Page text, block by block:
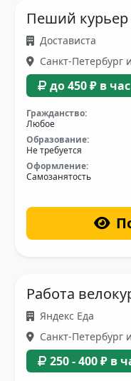
Пеший курьер
Достависта
Санкт-Петербург
до 450 ₽ в час
Гражданство:
Любое
Образование:
Не требуется
Оформление:
Самозанятость
Работа
Яндекс Еда
Санкт-Петербург
250 - 400 ₽ в